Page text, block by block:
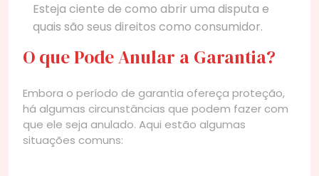
Esteja ciente de como abrir uma disputa e
quais são seus direitos como consumidor.
O que Pode Anular a Garantia?
Embora o período de garantia ofereça proteção,
há algumas circunstâncias que podem fazer com
que ele seja anulado. Aqui estão algumas
situações comuns: